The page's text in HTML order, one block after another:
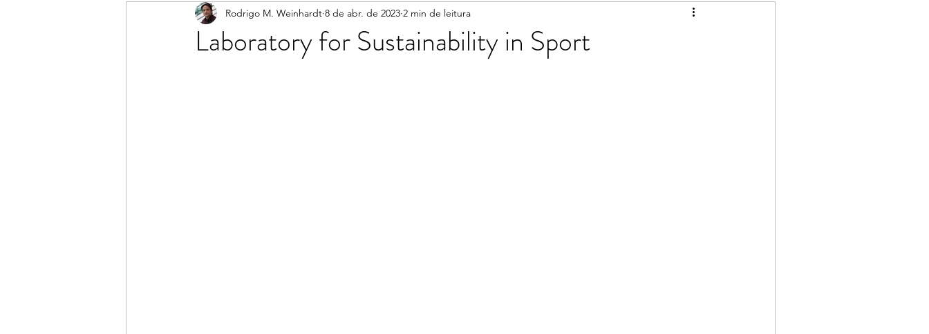
Laboratory for Sustainability in Sport
Rodrigo M. Weinhardt 8 de abr. de 2023 2 min de leitura